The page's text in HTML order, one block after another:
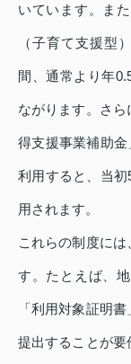
いています。ま
（子育て支援型
間、通常より年
ながります。さ
得支援事業補助金
利用すると、当
用されます。
これらの制度に
す。たとえば、
「利用対象証明
提出することが要